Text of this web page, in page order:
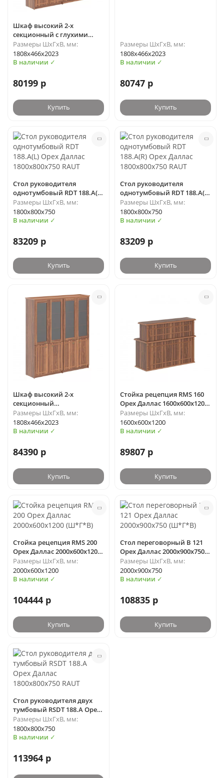
Шкаф высокий 2-х
секционный с глухими
дверьми RHC 180.1 Орех
Даллас 1808х466х2023
(Ш*Г*В)
Размеры ШхГхВ, мм:
1808х466х2023
В наличии ✓
80199 р
Купить
Размеры ШхГхВ, мм:
1808х466х2023
В наличии ✓
80747 р
Купить
Стол руководителя
однотумбовый RDT 188.A(L)
Орех Даллас 1800х800х750
RAUT
Размеры ШхГхВ, мм:
1800х800х750
В наличии ✓
83209 р
Купить
Стол руководителя
однотумбовый RDT 188.A(R)
Орех Даллас 1800х800х750
RAUT
Размеры ШхГхВ, мм:
1800х800х750
В наличии ✓
83209 р
Купить
Шкаф высокий 2-х
секционный
комбинированный RHC
180.2 Орех Даллас
1808х466х2023 (Ш*Г*В)
Размеры ШхГхВ, мм:
1808х466х2023
В наличии ✓
84390 р
Купить
Стойка рецепция RMS 160
Орех Даллас 1600х600х1200
RAUT
Размеры ШхГхВ, мм:
1600х600х1200
В наличии ✓
89807 р
Купить
Стойка рецепция RMS 200
Орех Даллас 2000х600х1200
(Ш*Г*В)
Размеры ШхГхВ, мм:
2000х600х1200
В наличии ✓
104444 р
Купить
Стол переговорный B 121
Орех Даллас 2000х900х750
(Ш*Г*В)
Размеры ШхГхВ, мм:
2000х900х750
В наличии ✓
108835 р
Купить
Стол руководителя двух
тумбовый RSDT 188.A Орех
Даллас 1800х800х750 RAUT
Размеры ШхГхВ, мм:
1800х800х750
В наличии ✓
113964 р